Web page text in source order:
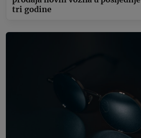
tri godine